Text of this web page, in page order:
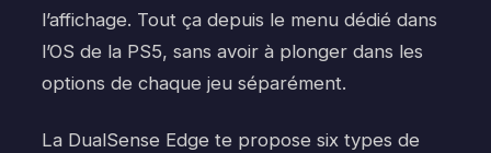
l’affichage. Tout ça depuis le menu dédié dans
l’OS de la PS5, sans avoir à plonger dans les
options de chaque jeu séparément.
La DualSense Edge te propose six types de